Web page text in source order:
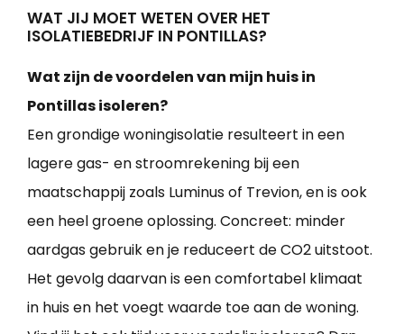
WAT JIJ MOET WETEN OVER HET
ISOLATIEBEDRIJF IN PONTILLAS?
Wat zijn de voordelen van mijn huis in
Pontillas isoleren?
Een grondige woningisolatie resulteert in een
lagere gas- en stroomrekening bij een
maatschappij zoals Luminus of Trevion, en is ook
een heel groene oplossing. Concreet: minder
aardgas gebruik en je reduceert de CO2 uitstoot.
Het gevolg daarvan is een comfortabel klimaat
in huis en het voegt waarde toe aan de woning.